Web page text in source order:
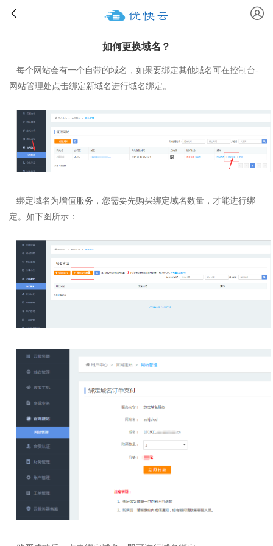
如何更换域名？
每个网站会有一个自带的域名，如果要绑定其他域名可在控制台-
网站管理处点击绑定新域名进行域名绑定。
绑定域名为增值服务，您需要先购买绑定域名数量，才能进行绑
定。如下图所示：